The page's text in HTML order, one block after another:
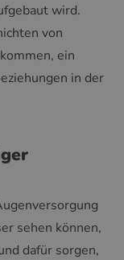
wird.
von
ein
in der
sehen können,
dafür sorgen,